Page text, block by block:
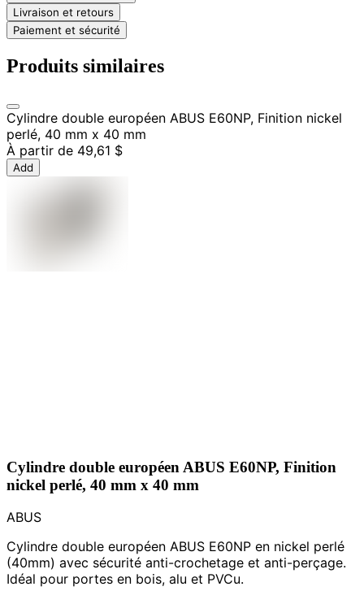
Livraison et retours
Paiement et sécurité
Produits similaires
Cylindre double européen ABUS E60NP, Finition nickel
perlé, 40 mm x 40 mm
À partir de 49,61 $
Add
Cylindre double européen ABUS E60NP, Finition
nickel perlé, 40 mm x 40 mm
ABUS
Cylindre double européen ABUS E60NP en nickel perlé
(40mm) avec sécurité anti-crochetage et anti-perçage.
Idéal pour portes en bois, alu et PVCu.